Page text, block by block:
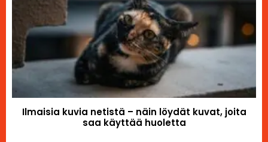
Ilmaisia kuvia netistä – näin löydät kuvat, joita
saa käyttää huoletta